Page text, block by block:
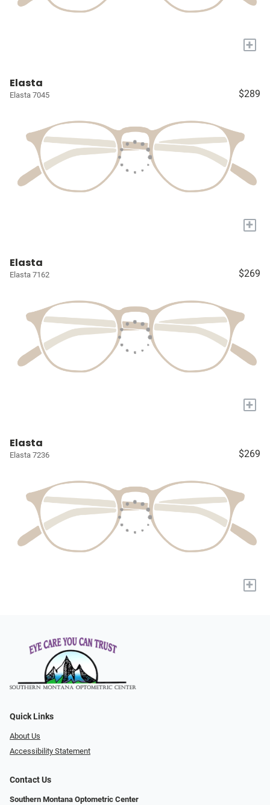
+
Elasta
Elasta 7045 $289
+
Elasta
Elasta 7162 $269
+
Elasta
Elasta 7236 $269
+
Quick Links
About Us
Accessibility Statement
Contact Us
Southern Montana Optometric Center